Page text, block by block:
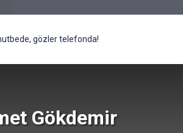
gözler telefonda!
Gökdemir